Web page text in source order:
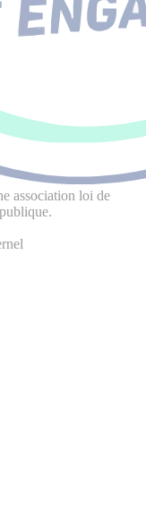
association loi de